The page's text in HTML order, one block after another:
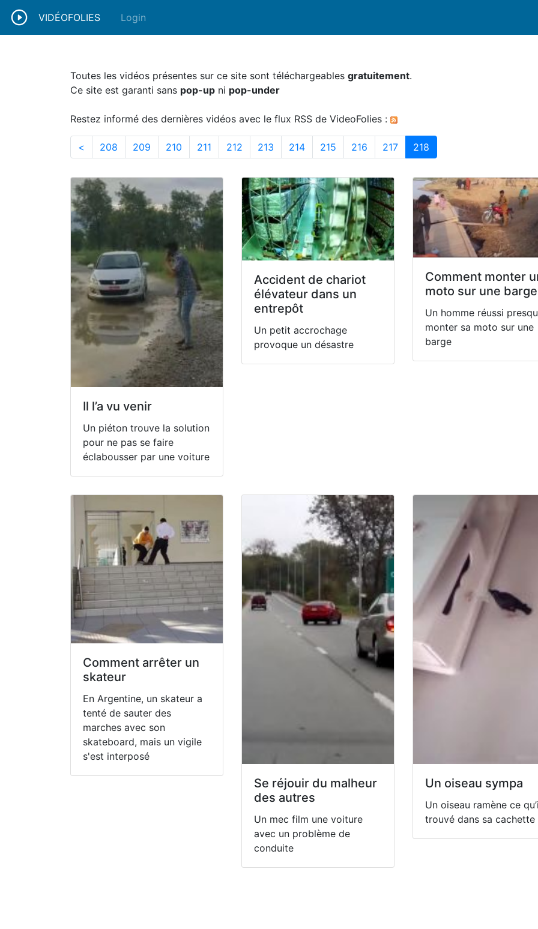
VIDÉOFOLIES Login
Toutes les vidéos présentes sur ce site sont téléchargeables gratuitement.
Ce site est garanti sans pop-up ni pop-under
Restez informé des dernières vidéos avec le flux RSS de VideoFolies :
< 208 208209 209210 211 212 213 214214 215 216 217217 218
Il l’a vu venir
Un piéton trouve la solution
pour ne pas se faire
éclabousser par une voiture
Accident de chariot
élévateur dans un
entrepôt
Un petit accrochage
provoque un désastre
Comment monter
moto sur une barge
Un homme réussi
monter sa moto sur une
barge
Comment arrêter un
skateur
En Argentine, un skateur a
tenté de sauter des
marches avec son
skateboard, mais un vigile
s'est interposé
Se réjouir du malheur
des autres
Un mec film une voiture
avec un problème de
conduite
Un oiseau sympa
Un oiseau ramène ce
trouvé dans sa cachette